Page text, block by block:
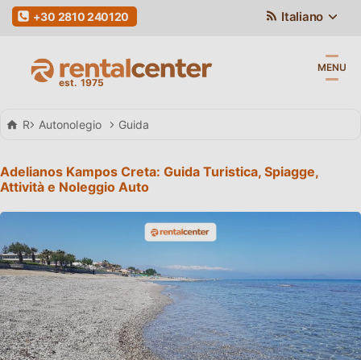
Italiano
+30 2810 240120
MENU
Rental Center Crete
Autonolegio Guida
Adelianos Kampos Creta: Guida Turistica, Spiagge,
Attività e Noleggio Auto